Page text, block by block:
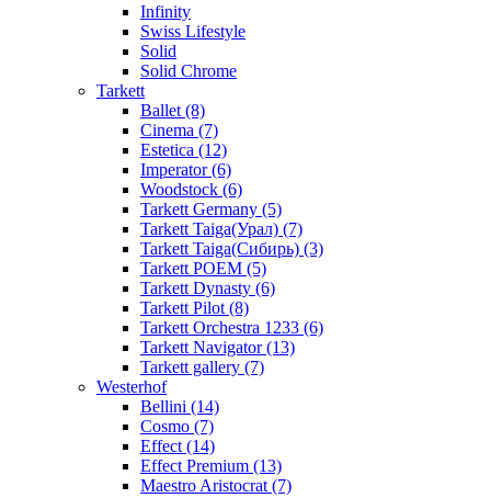
Infinity
Swiss Lifestyle
Solid
Solid Chrome
Tarkett
Ballet (8)
Cinema (7)
Estetica (12)
Imperator (6)
Woodstock (6)
Tarkett Germany (5)
Tarkett Taiga(Урал) (7)
Tarkett Taiga(Сибирь) (3)
Tarkett POEM (5)
Tarkett Dynasty (6)
Tarkett Pilot (8)
Tarkett Orchestra 1233 (6)
Tarkett Navigator (13)
Tarkett gallery (7)
Westerhof
Bellini (14)
Cosmo (7)
Effect (14)
Effect Premium (13)
Maestro Aristocrat (7)